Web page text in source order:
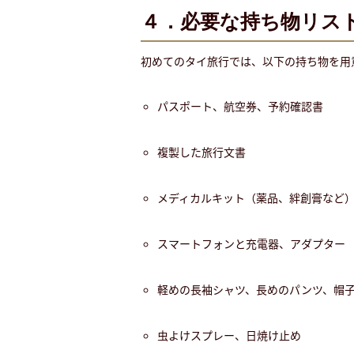
４．必要な持ち物リス
初めてのタイ旅行では、以下の持ち物を用
パスポート、航空券、予約確認書
複製した旅行文書
メディカルキット（薬品、絆創膏など）
スマートフォンと充電器、アダプター
軽めの長袖シャツ、長めのパンツ、帽
虫よけスプレー、日焼け止め